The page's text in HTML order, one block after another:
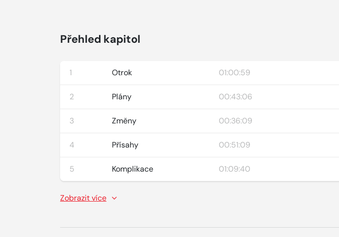
Přehled kapitol
1 Otrok 01:00:59
2 Plány 00:43:06
3 Změny 00:36:09
4 Přísahy 00:51:09
5 Komplikace 01:09:40
Zobrazit více